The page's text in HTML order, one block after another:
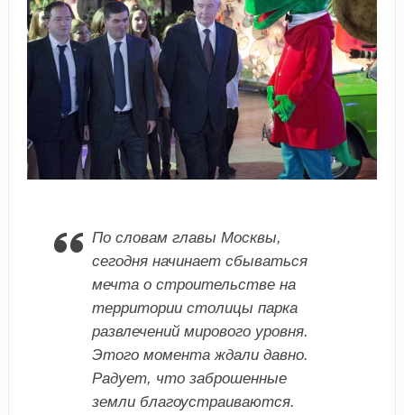
По словам главы Москвы,
сегодня начинает сбываться
мечта о строительстве на
территории столицы парка
развлечений мирового уровня.
Этого момента ждали давно.
Радует, что заброшенные
земли благоустраиваются.